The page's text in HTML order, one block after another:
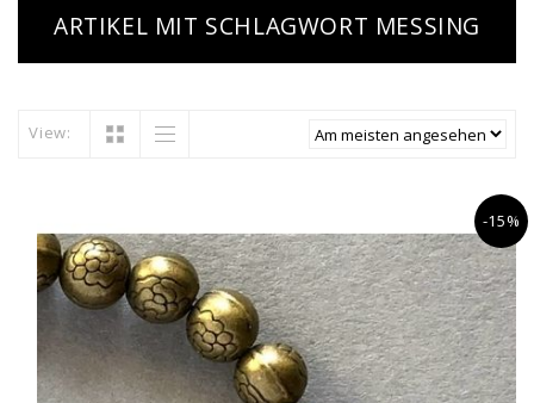
ARTIKEL MIT SCHLAGWORT MESSING
View:
-15%